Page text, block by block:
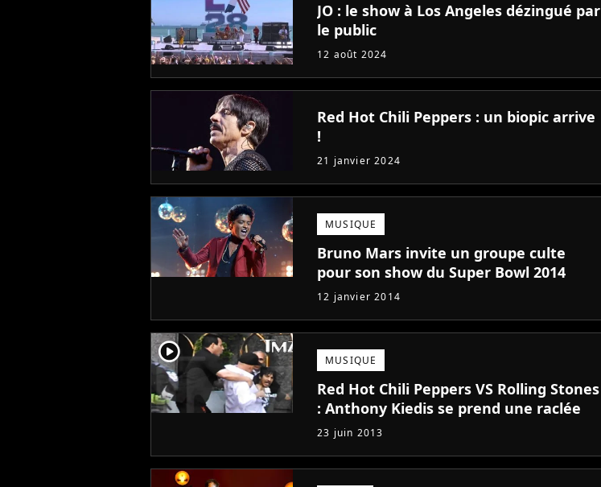
JO : le show à Los Angeles dézingué par
le public
12 août 2024
Red Hot Chili Peppers : un biopic arrive
!
21 janvier 2024
MUSIQUE
Bruno Mars invite un groupe culte
pour son show du Super Bowl 2014
12 janvier 2014
player2 MUSIQUE
Red Hot Chili Peppers VS Rolling Stones
: Anthony Kiedis se prend une raclée
23 juin 2013